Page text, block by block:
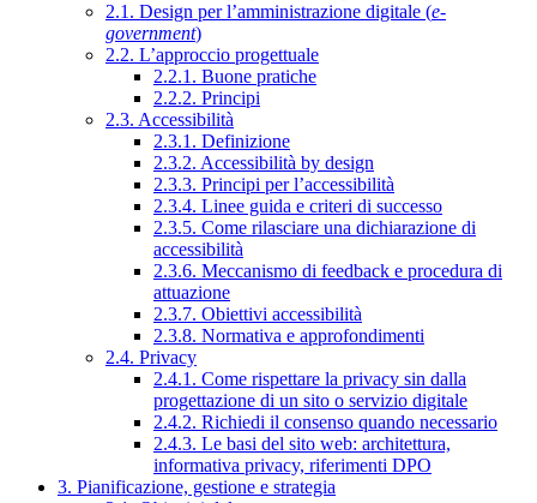
2.1. Design per l’amministrazione digitale (e-
government)
2.2. L’approccio progettuale
2.2.1. Buone pratiche
2.2.2. Principi
2.3. Accessibilità
2.3.1. Definizione
2.3.2. Accessibilità by design
2.3.3. Principi per l’accessibilità
2.3.4. Linee guida e criteri di successo
2.3.5. Come rilasciare una dichiarazione di
accessibilità
2.3.6. Meccanismo di feedback e procedura di
attuazione
2.3.7. Obiettivi accessibilità
2.3.8. Normativa e approfondimenti
2.4. Privacy
2.4.1. Come rispettare la privacy sin dalla
progettazione di un sito o servizio digitale
2.4.2. Richiedi il consenso quando necessario
2.4.3. Le basi del sito web: architettura,
informativa privacy, riferimenti DPO
3. Pianificazione, gestione e strategia